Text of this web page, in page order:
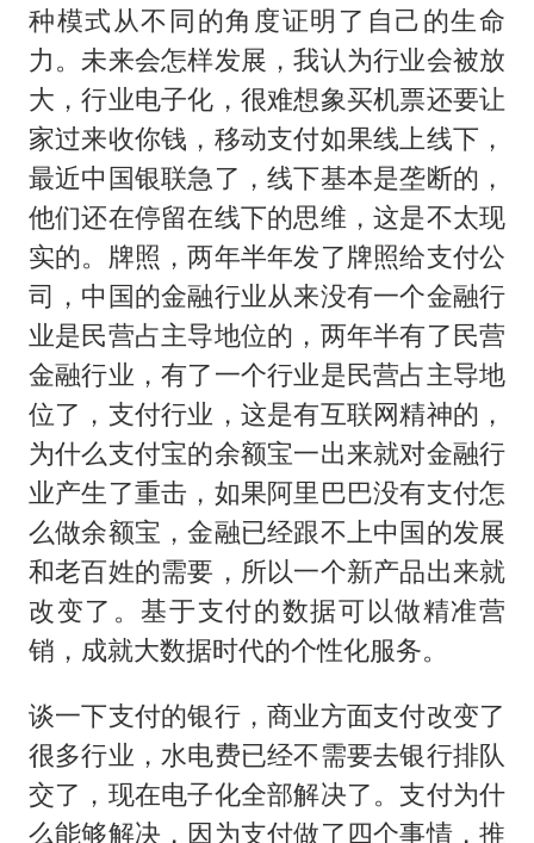
种模式从不同的角度证明了自己的生命
力。未来会怎样发展，我认为行业会被放
大，行业电子化，很难想象买机票还要让
家过来收你钱，移动支付如果线上线下，
最近中国银联急了，线下基本是垄断的，
他们还在停留在线下的思维，这是不太现
实的。牌照，两年半年发了牌照给支付公
司，中国的金融行业从来没有一个金融行
业是民营占主导地位的，两年半有了民营
金融行业，有了一个行业是民营占主导地
位了，支付行业，这是有互联网精神的，
为什么支付宝的余额宝一出来就对金融行
业产生了重击，如果阿里巴巴没有支付怎
么做余额宝，金融已经跟不上中国的发展
和老百姓的需要，所以一个新产品出来就
改变了。基于支付的数据可以做精准营
销，成就大数据时代的个性化服务。
谈一下支付的银行，商业方面支付改变了
很多行业，水电费已经不需要去银行排队
交了，现在电子化全部解决了。支付为什
么能够解决，因为支付做了四个事情，推